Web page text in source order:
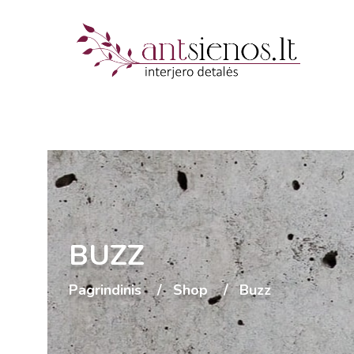
BUZZ
Pagrindinis Shop Buzz